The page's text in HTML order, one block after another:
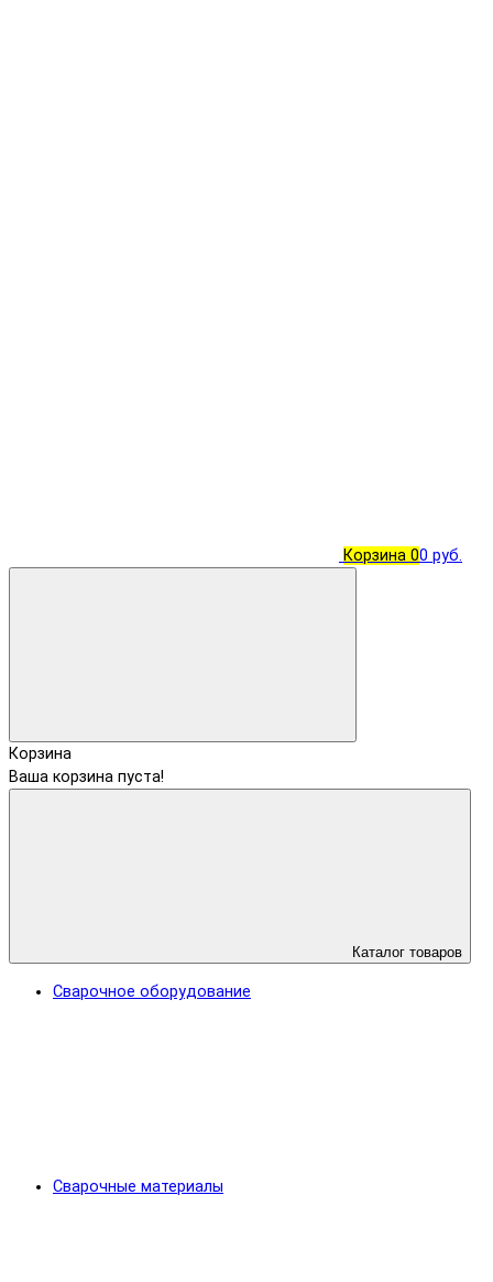
Корзина 00 руб.
Корзина
Ваша корзина пуста!
Каталог товаров
Сварочное оборудование
Сварочные материалы